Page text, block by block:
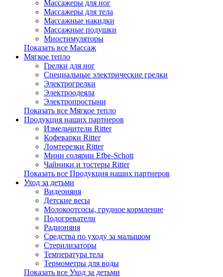
Массажеры для ног
Массажеры для тела
Массажные накидки
Массажные подушки
Миостимуляторы
Показать все Массаж
Мягкое тепло
Грелки для ног
Специальные электрические грелки
Электрогрелки
Электроодеяла
Электропростыни
Показать все Мягкое тепло
Продукция наших партнеров
Измельчители Ritter
Кофеварки Ritter
Ломтерезки Ritter
Мини солярии Efbe-Schott
Чайники и тостеры Ritter
Показать все Продукция наших партнеров
Уход за детьми
Видеоняня
Детские весы
Молокоотсосы, грудное кормление
Подогреватели
Радионяня
Средства по уходу за малышом
Стерилизаторы
Температура тела
Термометры для воды
Показать все Уход за детьми